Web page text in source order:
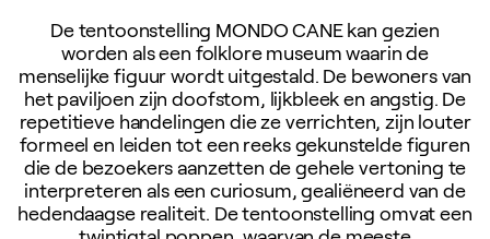
De tentoonstelling MONDO CANE kan gezien
worden als een folklore museum waarin de
menselijke figuur wordt uitgestald. De bewoners van
het paviljoen zijn doofstom, lijkbleek en angstig. De
repetitieve handelingen die ze verrichten, zijn louter
formeel en leiden tot een reeks gekunstelde figuren
die de bezoekers aanzetten de gehele vertoning te
interpreteren als een curiosum, gealiëneerd van de
hedendaagse realiteit. De tentoonstelling omvat een